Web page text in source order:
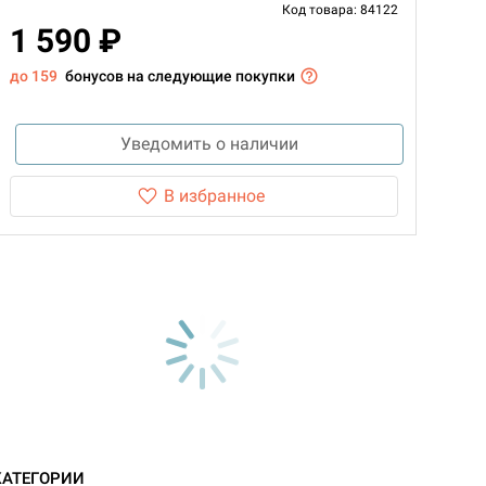
Код товара: 84122
1 590 ₽
до 159 бонусов на следующие покупки
Уведомить о наличии
В избранное
Монстры